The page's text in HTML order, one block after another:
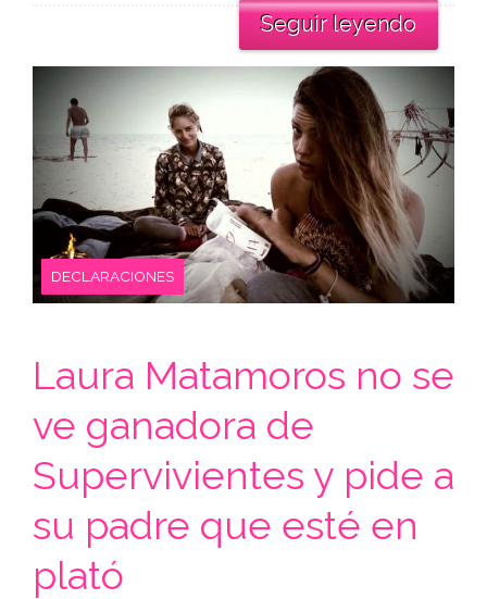
Seguir leyendo
DECLARACIONES
Laura Matamoros no se
ve ganadora de
Supervivientes y pide a
su padre que esté en
plató